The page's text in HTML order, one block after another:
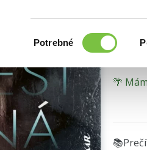
súhlasu
Potrebné
🌴